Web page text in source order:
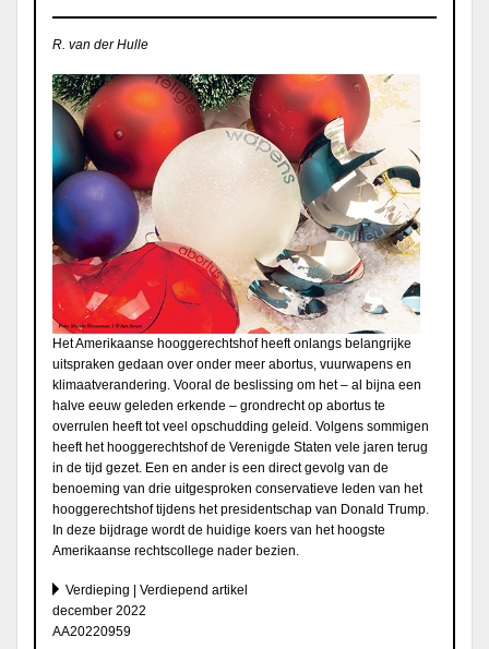
R. van der Hulle
Het Amerikaanse hooggerechtshof heeft onlangs belangrijke
uitspraken gedaan over onder meer abortus, vuurwapens en
klimaatverandering. Vooral de beslissing om het – al bijna een
halve eeuw geleden erkende – grondrecht op abortus te
overrulen heeft tot veel opschudding geleid. Volgens sommigen
heeft het hooggerechtshof de Verenigde Staten vele jaren terug
in de tijd gezet. Een en ander is een direct gevolg van de
benoeming van drie uitgesproken conservatieve leden van het
hooggerechtshof tijdens het presidentschap van Donald Trump.
In deze bijdrage wordt de huidige koers van het hoogste
Amerikaanse rechtscollege nader bezien.
Verdieping | Verdiepend artikel
december 2022
AA20220959